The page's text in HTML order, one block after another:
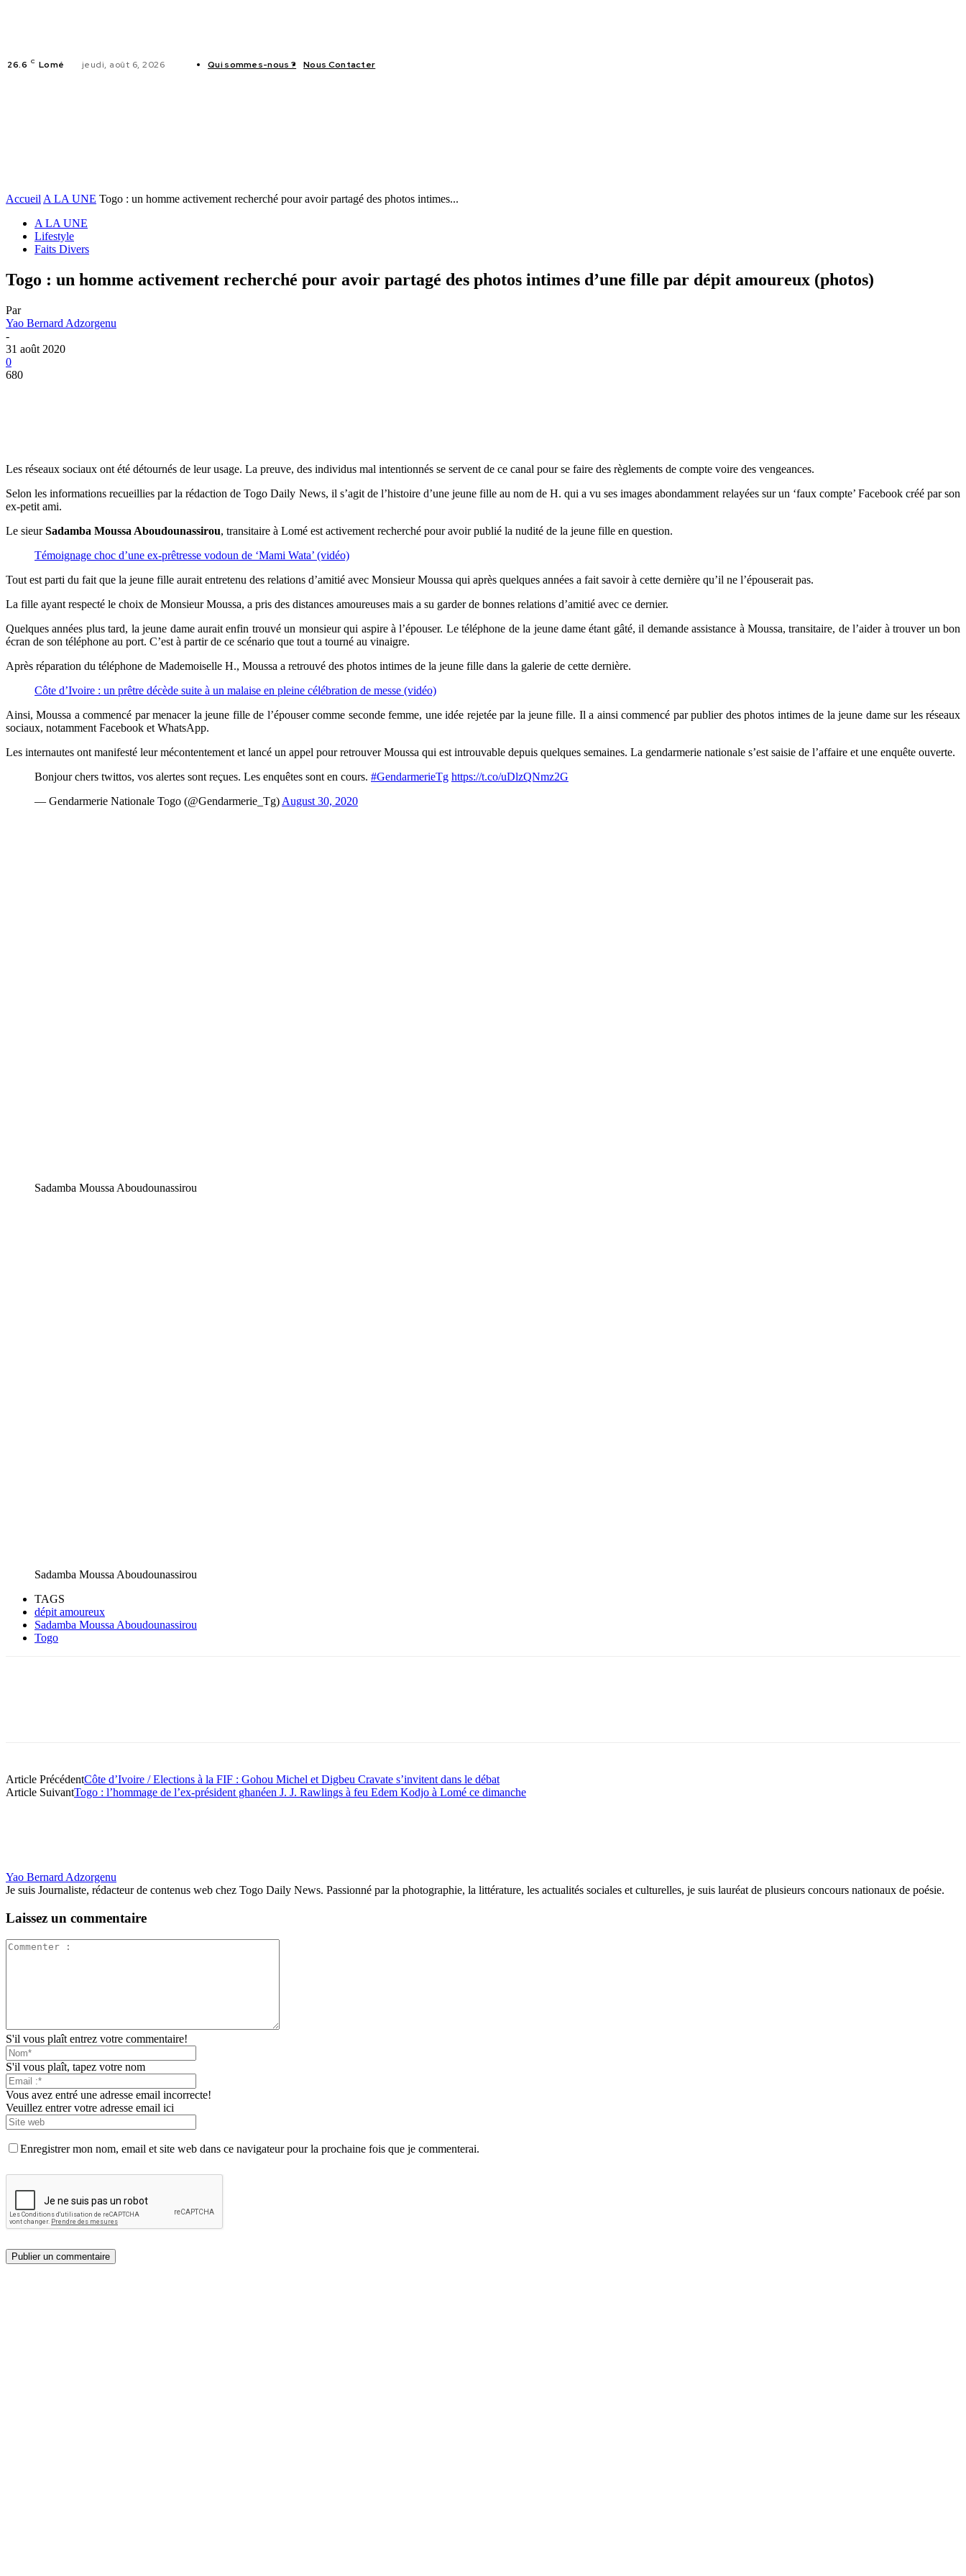
26.6 C Lomé jeudi, août 6, 2026 Qui sommes-nous ? Nous Contacter
Accueil A LA UNE Togo : un homme activement recherché pour avoir partagé des photos intimes...
A LA UNE
Lifestyle
Faits Divers
Togo : un homme activement recherché pour avoir partagé des photos intimes d’une fille par dépit amoureux (photos)
Par
Yao Bernard Adzorgenu
-
31 août 2020
0
680
Les réseaux sociaux ont été détournés de leur usage. La preuve, des individus mal intentionnés se servent de ce canal pour se faire des règlements de compte voire des vengeances.
Selon les informations recueillies par la rédaction de Togo Daily News, il s’agit de l’histoire d’une jeune fille au nom de H. qui a vu ses images abondamment relayées sur un ‘faux compte’ Facebook créé par son
ex-petit ami.
Le sieurSadamba Moussa Aboudounassirou, transitaire à Lomé est activement recherché pour avoir publié la nudité de la jeune fille en question.
Témoignage choc d’une ex-prêtresse vodoun de ‘Mami Wata’ (vidéo)
Tout est parti du fait que la jeune fille aurait entretenu des relations d’amitié avec Monsieur Moussa qui après quelques années a fait savoir à cette dernière qu’il ne l’épouserait pas.
La fille ayant respecté le choix de Monsieur Moussa, a pris des distances amoureuses mais a su garder de bonnes relations d’amitié avec ce dernier.
Quelques années plus tard, la jeune dame aurait enfin trouvé un monsieur qui aspire à l’épouser. Le téléphone de la jeune dame étant gâté, il demande assistance à Moussa, transitaire, de l’aider à trouver un bon
écran de son téléphone au port. C’est à partir de ce scénario que tout a tourné au vinaigre.
Après réparation du téléphone de Mademoiselle H., Moussa a retrouvé des photos intimes de la jeune fille dans la galerie de cette dernière.
Côte d’Ivoire : un prêtre décède suite à un malaise en pleine célébration de messe (vidéo)
Ainsi, Moussa a commencé par menacer la jeune fille de l’épouser comme seconde femme, une idée rejetée par la jeune fille. Il a ainsi commencé par publier des photos intimes de la jeune dame sur les réseaux
sociaux, notamment Facebook et WhatsApp.
Les internautes ont manifesté leur mécontentement et lancé un appel pour retrouver Moussa qui est introuvable depuis quelques semaines. La gendarmerie nationale s’est saisie de l’affaire et une enquête ouverte.
Bonjour chers twittos, vos alertes sont reçues. Les enquêtes sont en cours. #GendarmerieTg https://t.co/uDlzQNmz2G
— Gendarmerie Nationale Togo (@Gendarmerie_Tg) August 30, 2020
Sadamba Moussa Aboudounassirou
Sadamba Moussa Aboudounassirou
TAGS
dépit amoureux
Sadamba Moussa Aboudounassirou
Togo
Article PrécédentCôte d’Ivoire / Elections à la FIF : Gohou Michel et Digbeu Cravate s’invitent dans le débat
Article SuivantTogo : l’hommage de l’ex-président ghanéen J. J. Rawlings à feu Edem Kodjo à Lomé ce dimanche
Yao Bernard Adzorgenu
Je suis Journaliste, rédacteur de contenus web chez Togo Daily News. Passionné par la photographie, la littérature, les actualités sociales et culturelles, je suis lauréat de plusieurs concours nationaux de poésie.
Laissez un commentaire
S'il vous plaît entrez votre commentaire!
S'il vous plaît, tapez votre nom
Vous avez entré une adresse email incorrecte!
Veuillez entrer votre adresse email ici
Enregistrer mon nom, email et site web dans ce navigateur pour la prochaine fois que je commenterai.